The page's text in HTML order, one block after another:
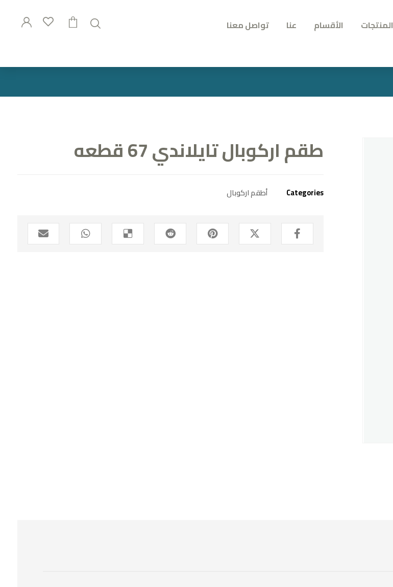
المنتجات الأقسام عنا تواصل معنا
طقم اركوبال تايلاندي 67 قطعه
Categories أطقم اركوبال